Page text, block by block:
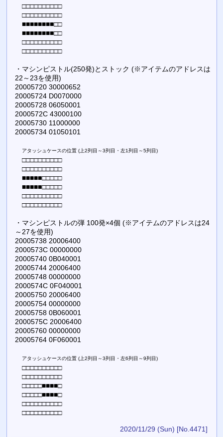
□□□□□□□□□□
□□□□□□□□□□
■■■■■■■■□□
■■■■■■■■□□
□□□□□□□□□□
□□□□□□□□□□
・マシンピストル(250発)とストック (※アイテムのアドレスは
22～23を使用)
20005720 30000652
20005724 D0070000
20005728 06050001
2000572C 43000100
20005730 11000000
20005734 01050101
アタッシュケースの位置 (上2列目～3列目・左1列目～5列目)
□□□□□□□□□□
□□□□□□□□□□
■■■■■□□□□□
■■■■■□□□□□
□□□□□□□□□□
□□□□□□□□□□
・マシンピストルの弾 100発×4個 (※アイテムのアドレスは24
～27を使用)
20005738 20006400
2000573C 00000000
20005740 0B040001
20005744 20006400
20005748 00000000
2000574C 0F040001
20005750 20006400
20005754 00000000
20005758 0B060001
2000575C 20006400
20005760 00000000
20005764 0F060001
アタッシュケースの位置 (上2列目～3列目・左6列目～9列目)
□□□□□□□□□□
□□□□□□□□□□
□□□□□■■■■□
□□□□□■■■■□
□□□□□□□□□□
□□□□□□□□□□
2020/11/29 (Sun) [No.4471]